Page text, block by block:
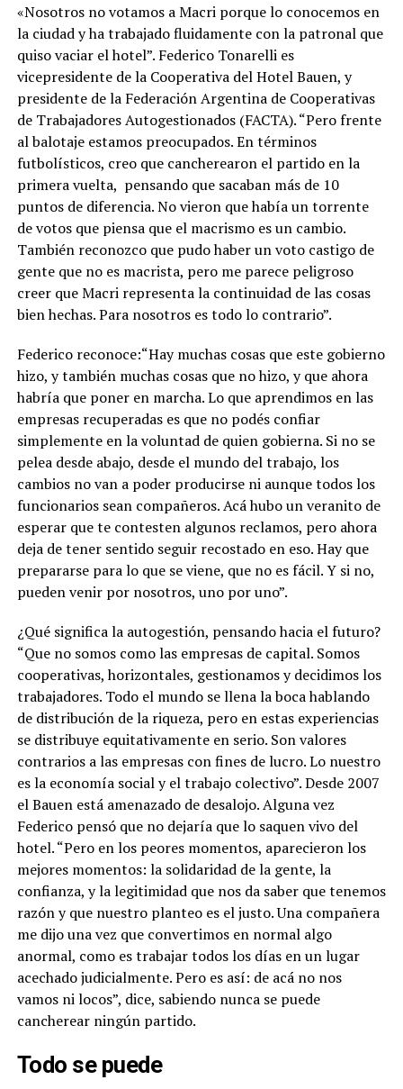
«Nosotros no votamos a Macri porque lo conocemos en
la ciudad y ha trabajado fluidamente con la patronal que
quiso vaciar el hotel”. Federico Tonarelli es
vicepresidente de la Cooperativa del Hotel Bauen, y
presidente de la Federación Argentina de Cooperativas
de Trabajadores Autogestionados (FACTA). “Pero frente
al balotaje estamos preocupados. En términos
futbolísticos, creo que cancherearon el partido en la
primera vuelta, pensando que sacaban más de 10
puntos de diferencia. No vieron que había un torrente
de votos que piensa que el macrismo es un cambio.
También reconozco que pudo haber un voto castigo de
gente que no es macrista, pero me parece peligroso
creer que Macri representa la continuidad de las cosas
bien hechas. Para nosotros es todo lo contrario”.
Federico reconoce:“Hay muchas cosas que este gobierno
hizo, y también muchas cosas que no hizo, y que ahora
habría que poner en marcha. Lo que aprendimos en las
empresas recuperadas es que no podés confiar
simplemente en la voluntad de quien gobierna. Si no se
pelea desde abajo, desde el mundo del trabajo, los
cambios no van a poder producirse ni aunque todos los
funcionarios sean compañeros. Acá hubo un veranito de
esperar que te contesten algunos reclamos, pero ahora
deja de tener sentido seguir recostado en eso. Hay que
prepararse para lo que se viene, que no es fácil. Y si no,
pueden venir por nosotros, uno por uno”.
¿Qué significa la autogestión, pensando hacia el futuro?
“Que no somos como las empresas de capital. Somos
cooperativas, horizontales, gestionamos y decidimos los
trabajadores. Todo el mundo se llena la boca hablando
de distribución de la riqueza, pero en estas experiencias
se distribuye equitativamente en serio.Son valores
contrarios a las empresas con fines de lucro. Lo nuestro
es la economía social y el trabajo colectivo”. Desde 2007
el Bauen está amenazado de desalojo. Alguna vez
Federico pensó que no dejaría que lo saquen vivo del
hotel. “Pero en los peores momentos, aparecieron los
mejores momentos: la solidaridad de la gente, la
confianza, y la legitimidad que nos da saber que tenemos
razón y que nuestro planteo es el justo. Una compañera
me dijo una vez que convertimos en normal algo
anormal, como es trabajar todos los días en un lugar
acechado judicialmente. Pero es así: de acá no nos
vamos ni locos”, dice, sabiendo nunca se puede
cancherear ningún partido.
Todo se puede